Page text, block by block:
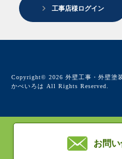
工事店様ログイン
Copyright© 2026 外壁工事・外壁塗
かべいろは All Rights Reserved.
お問い